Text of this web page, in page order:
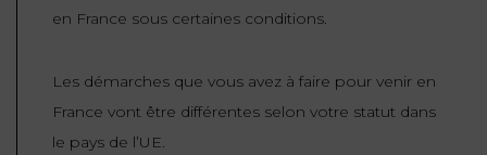
SUCCESSION
CALCULER
VOS
DROIT
NUMÉRIQUE
ET
PROPRIÉTÉ
en France sous certaines conditions.
Les démarches que vous avez à faire pour venir en
France vont être différentes selon votre statut dans
le pays de l’UE.